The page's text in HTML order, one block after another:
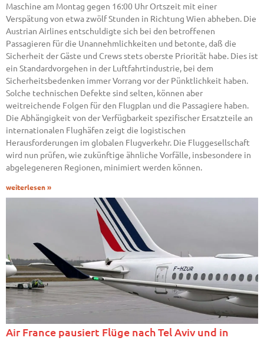
Maschine am Montag gegen 16:00 Uhr Ortszeit mit einer
Verspätung von etwa zwölf Stunden in Richtung Wien abheben. Die
Austrian Airlines entschuldigte sich bei den betroffenen
Passagieren für die Unannehmlichkeiten und betonte, daß die
Sicherheit der Gäste und Crews stets oberste Priorität habe. Dies ist
ein Standardvorgehen in der Luftfahrtindustrie, bei dem
Sicherheitsbedenken immer Vorrang vor der Pünktlichkeit haben.
Solche technischen Defekte sind selten, können aber
weitreichende Folgen für den Flugplan und die Passagiere haben.
Die Abhängigkeit von der Verfügbarkeit spezifischer Ersatzteile an
internationalen Flughäfen zeigt die logistischen
Herausforderungen im globalen Flugverkehr. Die Fluggesellschaft
wird nun prüfen, wie zukünftige ähnliche Vorfälle, insbesondere in
abgelegeneren Regionen, minimiert werden können.
weiterlesen »
Air France pausiert Flüge nach Tel Aviv und in